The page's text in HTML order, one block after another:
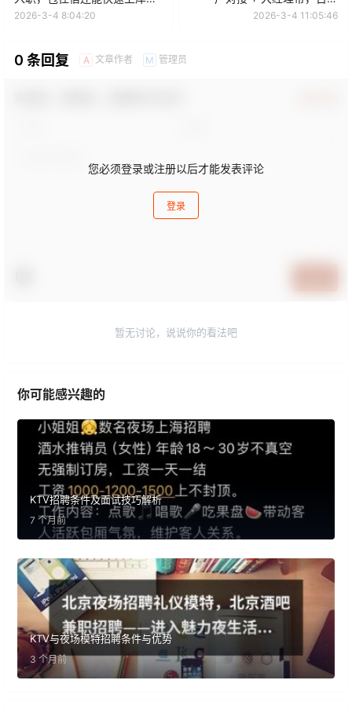
房买车
2026-3-4 8:04:20
1000-2000 稳赚
2026-3-4 11:05:46
0 条回复 A 文章作者 M 管理员
您必须登录或注册以后才能发表评论
登录
暂无讨论，说说你的看法吧
你可能感兴趣的
KTV招聘条件及面试技巧解析
7 个月前
KTV与夜场模特招聘条件与优势
3 个月前